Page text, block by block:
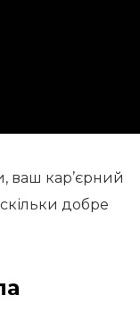
ваш кар’єрний
добре